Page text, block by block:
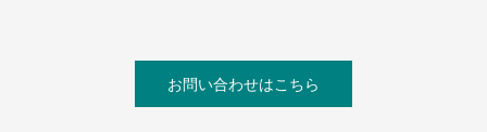
お問い合わせはこちら